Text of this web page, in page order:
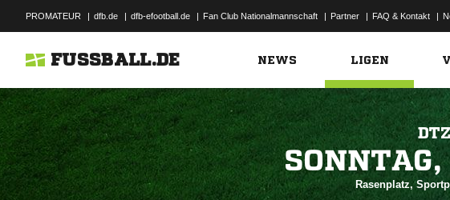
PROMATEUR | dfb.de | dfb-efootball.de | Fan Club Nationalmannschaft | Partner | FAQ & Kontakt |
FUSSBALL.DE NEWS LIGEN

Rasenplatz,